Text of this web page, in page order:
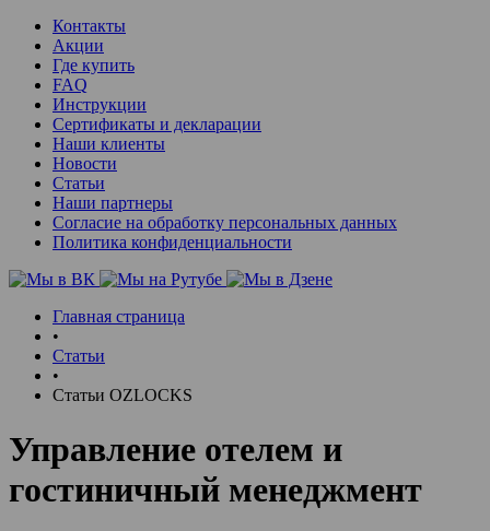
Контакты
Акции
Где купить
FAQ
Инструкции
Сертификаты и декларации
Наши клиенты
Новости
Статьи
Наши партнеры
Согласие на обработку персональных данных
Политика конфиденциальности
Главная страница
•
Статьи
•
Статьи OZLOCKS
Управление отелем и
гостиничный менеджмент